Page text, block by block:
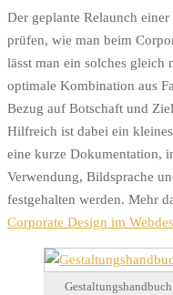
Der geplante Relaunch
prüfen, wie man beim
lässt man ein solches gleich
optimale Kombination aus
Bezug auf Botschaft und
Hilfreich ist dabei ein
eine kurze Dokumentation,
Verwendung, Bildsprache
festgehalten werden. Mehr
Corporate Design im